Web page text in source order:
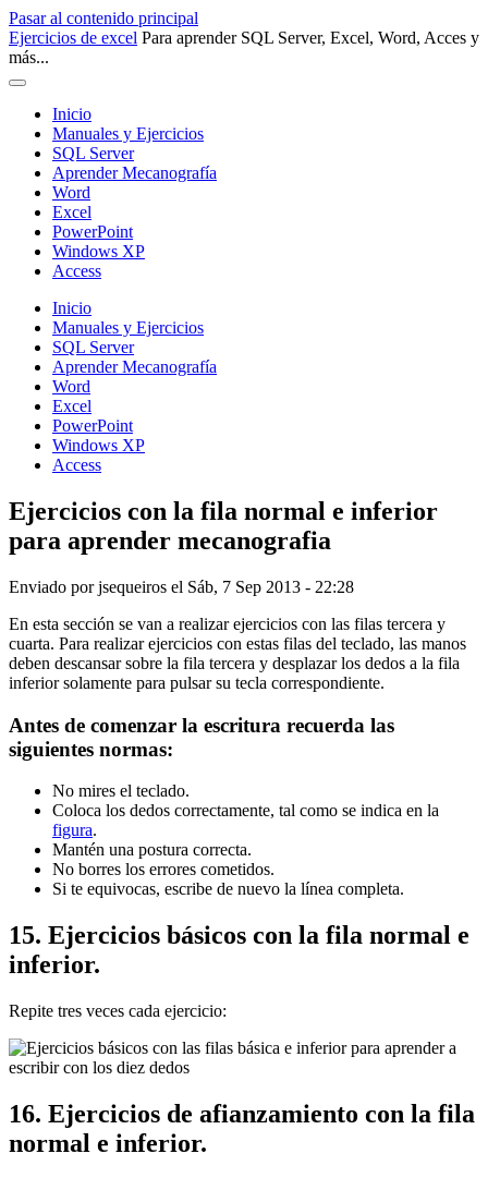
Pasar al contenido principal
Ejercicios de excel Para aprender SQL Server, Excel, Word, Acces y
más...
Inicio
Manuales y Ejercicios
SQL Server
Aprender Mecanografía
Word
Excel
PowerPoint
Windows XP
Access
Inicio
Manuales y Ejercicios
SQL Server
Aprender Mecanografía
Word
Excel
PowerPoint
Windows XP
Access
Ejercicios con la fila normal e inferior
para aprender mecanografia
Enviado porjsequeiros el Sáb, 7 Sep 2013 - 22:28
En esta sección se van a realizar ejercicios con las filas tercera y
cuarta. Para realizar ejercicios con estas filas del teclado, las manos
deben des­cansar sobre la fila tercera y desplazar los dedos a la fila
inferior sola­mente para pulsar su tecla correspondiente.
Antes de comenzar la escritura recuerda las
siguientes normas:
No mires el teclado.
Coloca los dedos correctamente, tal como se indica en la
figura.
Mantén una postura correcta.
No borres los errores cometidos.
Si te equivocas, escribe de nuevo la línea completa.
15. Ejercicios básicos con la fila normal e
inferior.
Repite tres veces cada ejercicio:
16. Ejercicios de afianzamiento con la fila
normal e inferior.